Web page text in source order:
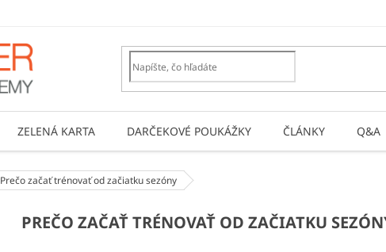
ZELENÁ KARTA DARČEKOVÉ POUKÁŽKY ČLÁNKY Q&A
Prečo začať trénovať od začiatku sezóny
PREČO ZAČAŤ TRÉNOVAŤ OD ZAČIATKU